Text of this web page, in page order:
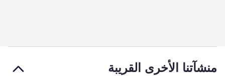
منشآتنا الأخرى القريبة